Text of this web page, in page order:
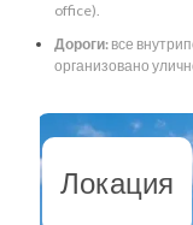
office).
Дороги: все
организовано
Локация